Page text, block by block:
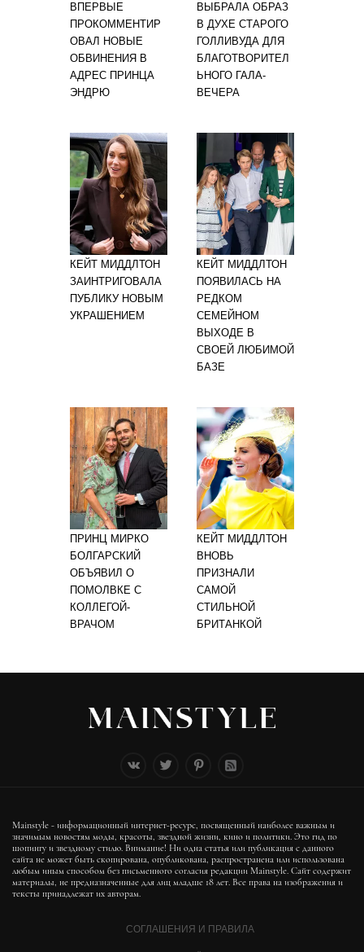
ВПЕРВЫЕ
ПРОКОММЕНТИР
ОВАЛ НОВЫЕ
ОБВИНЕНИЯ В
АДРЕС ПРИНЦА
ЭНДРЮ
ВЫБРАЛА ОБРАЗ
В ДУХЕ СТАРОГО
ГОЛЛИВУДА ДЛЯ
БЛАГОТВОРИТЕЛ
ЬНОГО ГАЛА-
ВЕЧЕРА
КЕЙТ МИДДЛТОН
ЗАИНТРИГОВАЛА
ПУБЛИКУ НОВЫМ
УКРАШЕНИЕМ
КЕЙТ МИДДЛТОН
ПОЯВИЛАСЬ НА
РЕДКОМ
СЕМЕЙНОМ
ВЫХОДЕ В
СВОЕЙ ЛЮБИМОЙ
БАЗЕ
ПРИНЦ МИРКО
БОЛГАРСКИЙ
ОБЪЯВИЛ О
ПОМОЛВКЕ С
КОЛЛЕГОЙ-
ВРАЧОМ
КЕЙТ МИДДЛТОН
ВНОВЬ
ПРИЗНАЛИ
САМОЙ
СТИЛЬНОЙ
БРИТАНКОЙ
Mainstyle - информационный интернет-ресурс, посвященный наиболее важным и
значимым новостям моды, красоты, звездной жизни, кино и политики. Это гид по
шопингу и звездному стилю. Внимание! Ни одна статья или публикация с данного
сайта не может быть скопирована, опубликована, распространена или использована
любым иным способом без письменного согласия редакции Mainstyle. Сайт содержит
материалы, не предназначенные для лиц младше 18 лет. Все права на изображения и
тексты принадлежат их авторам.
СОГЛАШЕНИЯ И ПРАВИЛА